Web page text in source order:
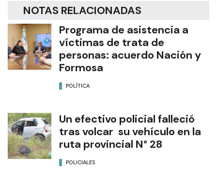
NOTAS RELACIONADAS
Programa de asistencia a
víctimas de trata de
personas: acuerdo Nación y
Formosa
POLÍTICA
Un efectivo policial falleció
tras volcar su vehículo en la
ruta provincial N° 28
POLICIALES